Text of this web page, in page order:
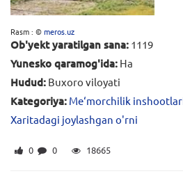
Rasm : ©meros.uz
Ob'yekt yaratilgan sana: 1119
Yunesko qaramog'ida: Ha
Hudud: Buxoro viloyati
Kategoriya: Me‘morchilik
Xaritadagi joylashgan o'rni
0 0 18665